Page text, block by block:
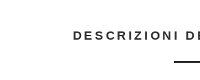
DESCRIZIONI